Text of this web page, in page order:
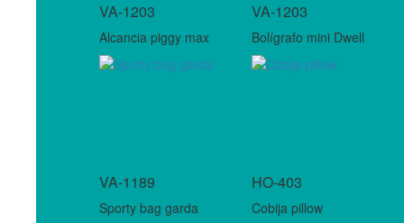
VA-1203
Alcancia piggy max
VA-1203
Bolígrafo mini Dwell
VA-1189
Sporty bag garda
HO-403
Cobija pillow